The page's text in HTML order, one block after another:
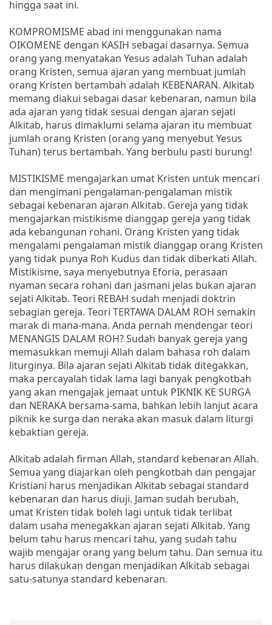
hingga saat ini.
KOMPROMISME abad ini menggunakan nama
OIKOMENE dengan KASIH sebagai dasarnya. Semua
orang yang menyatakan Yesus adalah Tuhan adalah
orang Kristen, semua ajaran yang membuat jumlah
orang Kristen bertambah adalah KEBENARAN. Alkitab
memang diakui sebagai dasar kebenaran, namun bila
ada ajaran yang tidak sesuai dengan ajaran sejati
Alkitab, harus dimaklumi selama ajaran itu membuat
jumlah orang Kristen (orang yang menyebut Yesus
Tuhan) terus bertambah. Yang berbulu pasti burung!
MISTIKISME mengajarkan umat Kristen untuk mencari
dan mengimani pengalaman-pengalaman mistik
sebagai kebenaran ajaran Alkitab. Gereja yang tidak
mengajarkan mistikisme dianggap gereja yang tidak
ada kebangunan rohani. Orang Kristen yang tidak
mengalami pengalaman mistik dianggap orang Kristen
yang tidak punya Roh Kudus dan tidak diberkati Allah.
Mistikisme, saya menyebutnya Eforia, perasaan
nyaman secara rohani dan jasmani jelas bukan ajaran
sejati Alkitab. Teori REBAH sudah menjadi doktrin
sebagian gereja. Teori TERTAWA DALAM ROH semakin
marak di mana-mana. Anda pernah mendengar teori
MENANGIS DALAM ROH? Sudah banyak gereja yang
memasukkan memuji Allah dalam bahasa roh dalam
liturginya. Bila ajaran sejati Alkitab tidak ditegakkan,
maka percayalah tidak lama lagi banyak pengkotbah
yang akan mengajak jemaat untuk PIKNIK KE SURGA
dan NERAKA bersama-sama, bahkan lebih lanjut acara
piknik ke surga dan neraka akan masuk dalam liturgi
kebaktian gereja.
Alkitab adalah firman Allah, standard kebenaran Allah.
Semua yang diajarkan oleh pengkotbah dan pengajar
Kristiani harus menjadikan Alkitab sebagai standard
kebenaran dan harus diuji. Jaman sudah berubah,
umat Kristen tidak boleh lagi untuk tidak terlibat
dalam usaha menegakkan ajaran sejati Alkitab. Yang
belum tahu harus mencari tahu, yang sudah tahu
wajib mengajar orang yang belum tahu. Dan semua itu
harus dilakukan dengan menjadikan Alkitab sebagai
satu-satunya standard kebenaran.